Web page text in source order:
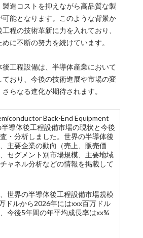
造コストを抑えながら高品質な製
能となります。このような背景か
程の技術革新に力を入れており、
に不断の努力を続けています。
後工程設備は、半導体産業において
おり、今後の技術進展や市場の変
らなる進化が期待されます。
Back-End Equipment
導体後工程設備市場の現状と今後
・分析しました。世界の半導体後
主要企業の動向（売上、販売価
セグメント別市場規模、主要地域
ャネル分析などの情報を掲載して
世界の半導体後工程設備市場規模
ドルから2026年にはxxx百万ドル
今後5年間の年平均成長率はxx%